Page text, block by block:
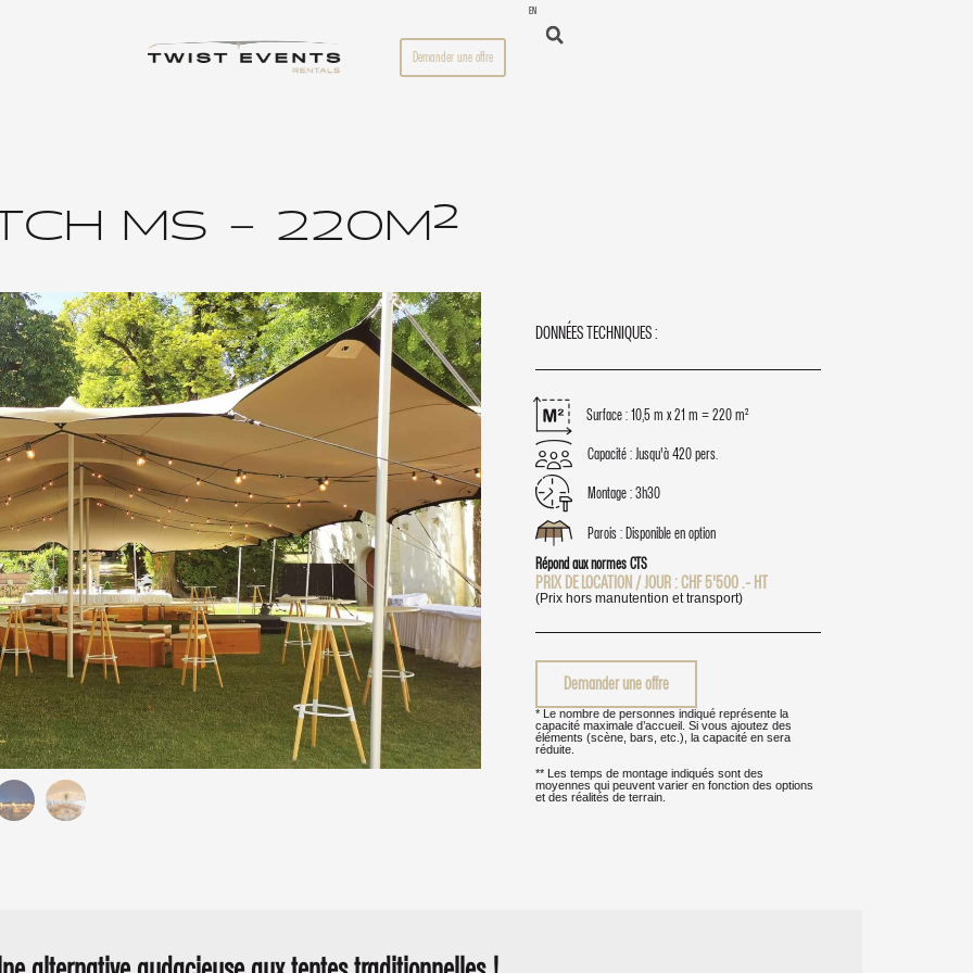
Demander une offre
EN
MS – 220M²
DONNÉES TECHNIQUES :
Surface : 10,5 m x 21 m = 220 m²
Capacité : Jusqu'à 420 pers.
Montage : 3h30
Parois : Disponible en option
Répond aux normes CTS
PRIX DE LOCATION / JOUR :CHF5'500 .- HT
(Prix hors manutention et transport)
Demander une offre
* Le nombre de personnes indiqué représente la
capacité maximale d’accueil. Si vous ajoutez des
éléments (scène, bars, etc.), la capacité en sera
réduite.
** Les temps de montage indiqués sont des
moyennes qui peuvent varier en fonction des options
et des réalités de terrain.